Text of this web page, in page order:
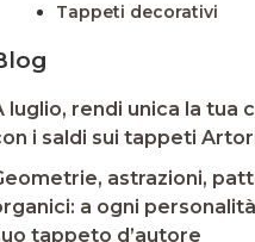
Tappeti decorativi
luglio, rendi unica la tua
i saldi sui tappeti
astrazioni,
a ogni personalità
tappeto d’autore